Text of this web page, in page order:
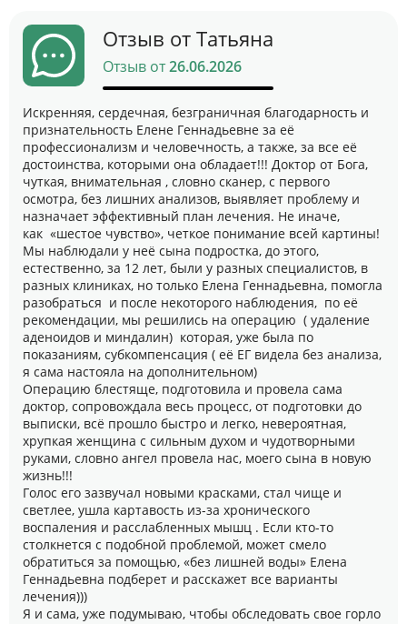
Отзыв от Татьяна
Отзыв от26.06.2026
Искренняя, сердечная, безграничная благодарность и
признательность Елене Геннадьевне за её
профессионализм и человечность, а также, за все её
достоинства, которыми она обладает!!! Доктор от Бога,
чуткая, внимательная , словно сканер, с первого
осмотра, без лишних анализов, выявляет проблему и
назначает эффективный план лечения. Не иначе,
как «шестое чувство», четкое понимание всей картины!
Мы наблюдали у неё сына подростка, до этого,
естественно, за 12 лет, были у разных специалистов, в
разных клиниках, но только Елена Геннадьевна, помогла
разобраться и после некоторого наблюдения, по её
рекомендации, мы решились на операцию ( удаление
аденоидов и миндалин) которая, уже была по
показаниям, субкомпенсация ( её ЕГ видела без анализа,
я сама настояла на дополнительном)
Операцию блестяще, подготовила и провела сама
доктор, сопровождала весь процесс, от подготовки до
выписки, всё прошло быстро и легко, невероятная,
хрупкая женщина с сильным духом и чудотворными
руками, словно ангел провела нас, моего сына в новую
жизнь!!!
Голос его зазвучал новыми красками, стал чище и
светлее, ушла картавость из-за хронического
воспаления и расслабленных мышц . Если кто-то
столкнется с подобной проблемой, может смело
обратиться за помощью, «без лишней воды» Елена
Геннадьевна подберет и расскажет все варианты
лечения)))
Я и сама, уже подумываю, чтобы обследовать свое горло